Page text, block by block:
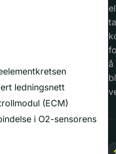
ledningsnett
(ECM)
i O2-sensorens
ta
å